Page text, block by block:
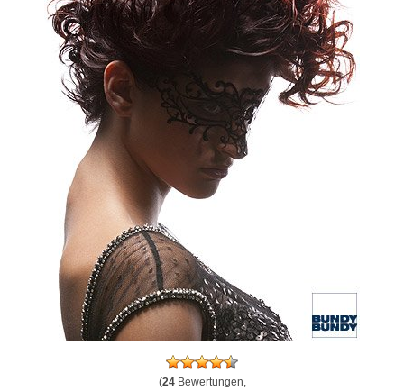
(24Bewertungen,